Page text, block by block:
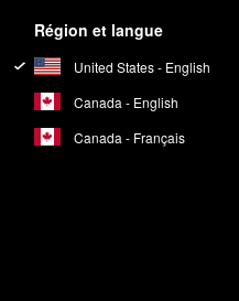
Région et langue
United States - English
Canada - English
Canada - Français